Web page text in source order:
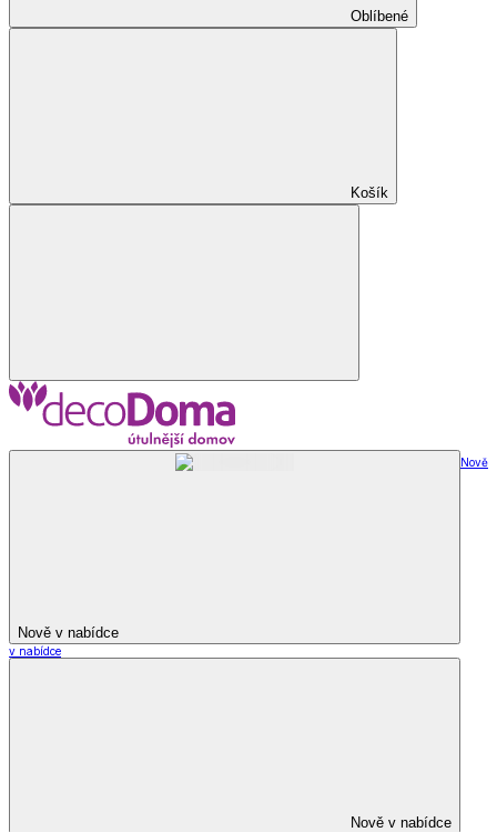
Oblíbené
Košík
Nově v nabídce
Nově
v nabídce
Nově v nabídce